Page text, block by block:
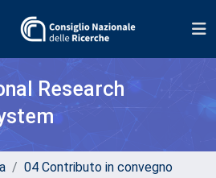
Research
04 Contributo in convegno